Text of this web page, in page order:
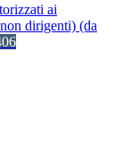
ai
dirigenti) (da